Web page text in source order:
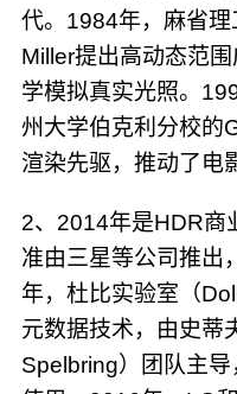
代。1984年，麻省
Miller提出高动态范
学模拟真实光照。
州大学伯克利分校的
渲染先驱，推动了电
2、2014年是HDR商
准由三星等公司推出
年，杜比实验室（
元数据技术，由史蒂
Spelbring）团队主